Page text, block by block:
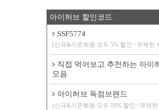
아이허브 할인코드
SSF5774
(신규&기존회원 모두 5% 할인 / 무제한
직접 먹어보고 추천하는 아이
모음
아이허브 독점브랜드
(신규&기존회원 모두 10% 할인 / 무제